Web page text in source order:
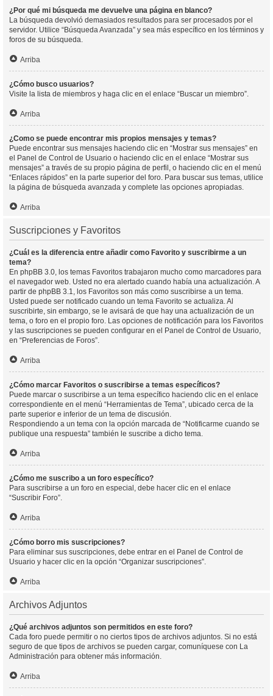
¿Por qué mi búsqueda me devuelve una página en blanco?
La búsqueda devolvió demasiados resultados para ser procesados por el
servidor. Utilice “Búsqueda Avanzada” y sea más específico en los términos y
foros de su búsqueda.
Arriba
¿Cómo busco usuarios?
Visite la lista de miembros y haga clic en el enlace “Buscar un miembro”.
Arriba
¿Como se puede encontrar mis propios mensajes y temas?
Puede encontrar sus mensajes haciendo clic en “Mostrar sus mensajes” en
el Panel de Control de Usuario o haciendo clic en el enlace “Mostrar sus
mensajes” a través de su propio página de perfil, o haciendo clic en el menú
“Enlaces rápidos” en la parte superior del foro. Para buscar sus temas, utilice
la página de búsqueda avanzada y complete las opciones apropiadas.
Arriba
Suscripciones y Favoritos
¿Cuál es la diferencia entre añadir como Favorito y suscribirme a un
tema?
En phpBB 3.0, los temas Favoritos trabajaron mucho como marcadores para
el navegador web. Usted no era alertado cuando había una actualización. A
partir de phpBB 3.1, los Favoritos son más como suscribirse a un tema.
Usted puede ser notificado cuando un tema Favorito se actualiza. Al
suscribirte, sin embargo, se le avisará de que hay una actualización de un
tema, o foro en el propio foro. Las opciones de notificación para los Favoritos
y las suscripciones se pueden configurar en el Panel de Control de Usuario,
en “Preferencias de Foros”.
Arriba
¿Cómo marcar Favoritos o suscribirse a temas específicos?
Puede marcar o suscribirse a un tema específico haciendo clic en el enlace
correspondiente en el menú “Herramientas de Tema”, ubicado cerca de la
parte superior e inferior de un tema de discusión.
Respondiendo a un tema con la opción marcada de “Notificarme cuando se
publique una respuesta” también le suscribe a dicho tema.
Arriba
¿Cómo me suscribo a un foro específico?
Para suscribirse a un foro en especial, debe hacer clic en el enlace
“Suscribir Foro”.
Arriba
¿Cómo borro mis suscripciones?
Para eliminar sus suscripciones, debe entrar en el Panel de Control de
Usuario y hacer clic en la opción “Organizar suscripciones”.
Arriba
Archivos Adjuntos
¿Qué archivos adjuntos son permitidos en este foro?
Cada foro puede permitir o no ciertos tipos de archivos adjuntos. Si no está
seguro de que tipos de archivos se pueden cargar, comuníquese con La
Administración para obtener más información.
Arriba